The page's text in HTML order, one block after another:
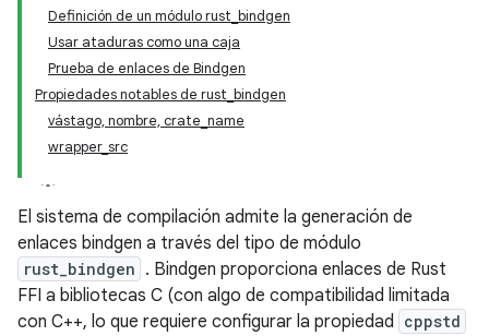
Definición de un módulo rust_bindgen
Usar ataduras como una caja
Prueba de enlaces de Bindgen
Propiedades notables de rust_bindgen
vástago, nombre, crate_name
wrapper_src
El sistema de compilación admite la generación de
enlaces bindgen a través del tipo de módulo
rust_bindgen . Bindgen proporciona enlaces de Rust
FFI a bibliotecas C (con algo de compatibilidad limitada
con C++, lo que requiere configurar la propiedad cppstd